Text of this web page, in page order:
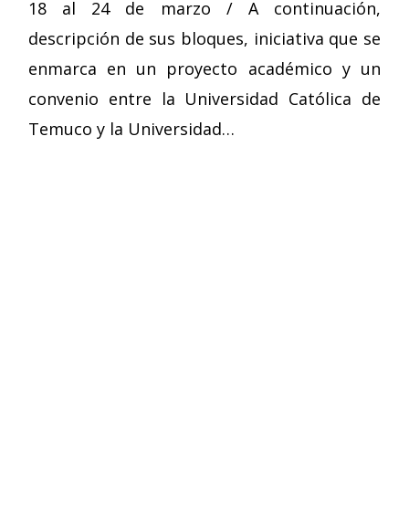
18 al 24 de marzo / A continuación,
descripción de sus bloques, iniciativa que se
enmarca en un proyecto académico y un
convenio entre la Universidad Católica de
Temuco y la Universidad…